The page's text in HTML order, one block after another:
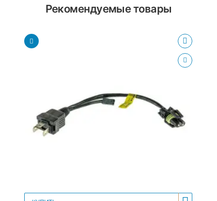
Рекомендуемые товары